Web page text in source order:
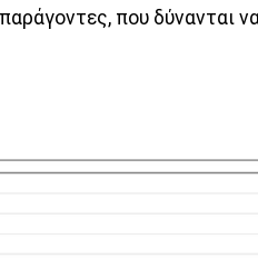
που δύνανται